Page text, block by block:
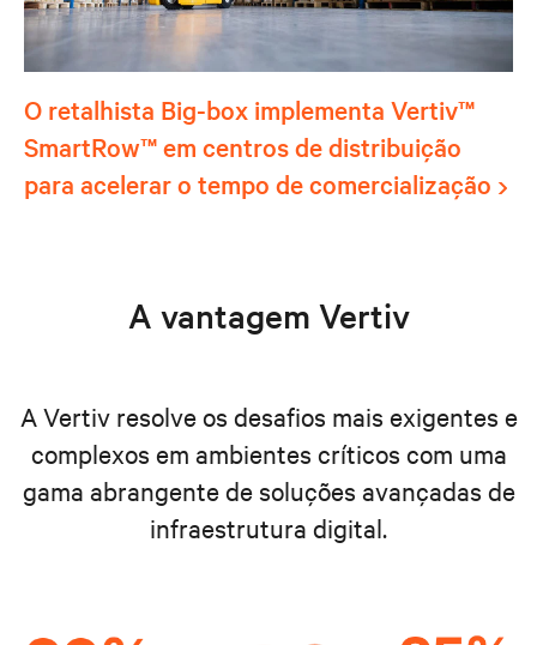
O retalhista Big-box implementa Vertiv™
SmartRow™ em centros de distribuição
para acelerar o tempo de comercialização
A vantagem Vertiv
A Vertiv resolve os desafios mais exigentes e
complexos em ambientes críticos com uma
gama abrangente de soluções avançadas de
infraestrutura digital.